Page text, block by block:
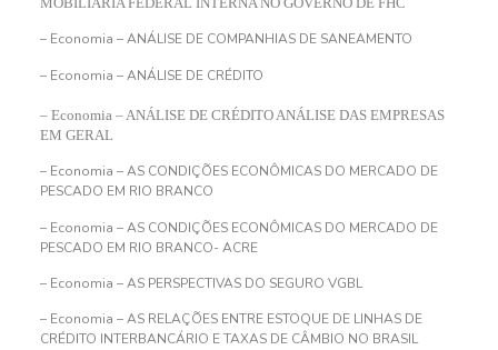
– Economia – ANÁLISE DE COMPANHIAS DE SANEAMENTO
– Economia – ANÁLISE DE CRÉDITO
– Economia – ANÁLISE DE CRÉDITO ANÁLISE DAS EMPRESAS
EM GERAL
– Economia – AS CONDIÇÕES ECONÔMICAS DO MERCADO DE
PESCADO EM RIO BRANCO
– Economia – AS CONDIÇÕES ECONÔMICAS DO MERCADO DE
PESCADO EM RIO BRANCO- ACRE
– Economia – AS PERSPECTIVAS DO SEGURO VGBL
– Economia – AS RELAÇÕES ENTRE ESTOQUE DE LINHAS DE
CRÉDITO INTERBANCÁRIO E TAXAS DE CÂMBIO NO BRASIL